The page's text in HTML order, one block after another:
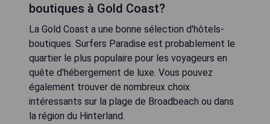
boutiques à Gold Coast?
La Gold Coast a une bonne sélection d'hôtels-
boutiques. Surfers Paradise est probablement le
quartier le plus populaire pour les voyageurs en
quête d'hébergement de luxe. Vous pouvez
également trouver de nombreux choix
intéressants sur la plage de Broadbeach ou dans
la région du Hinterland.